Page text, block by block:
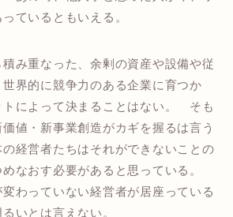
っているともいえる。
み重なった、余剰の資産や設備や従
界的に競争力のある企業に育つか
トによって決まることはない。 そも
値・新事業創造がカギを握るは言う
経営者たちはそれができないことの
めなおす必要があると思っている。
わっていない経営者が居座っている
いとは言えない。